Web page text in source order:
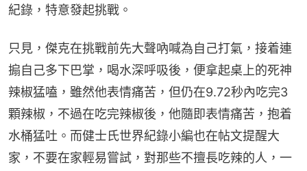
紀錄，特意發起挑戰。
只見，傑克在挑戰前先大聲吶喊為自己打氣，接着連
搧自己多下巴掌，喝水深呼吸後，便拿起桌上的死神
辣椒猛嗑，雖然他表情痛苦，但仍在9.72秒內吃完3
顆辣椒，不過在吃完辣椒後，他隨即表情痛苦，抱着
水桶猛吐。而健士氏世界紀錄小編也在帖文提醒大
家，不要在家輕易嘗試，對那些不擅長吃辣的人，一